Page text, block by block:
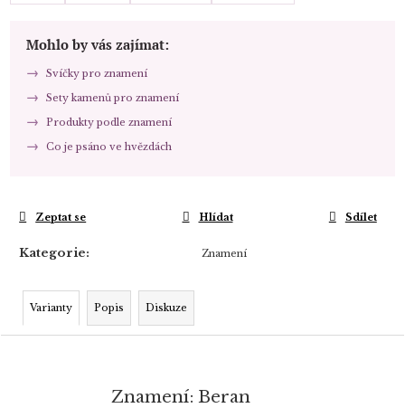
Mohlo by vás zajímat:
Svíčky pro znamení
Sety kamenů pro znamení
Produkty podle znamení
Co je psáno ve hvězdách
Kategorie: Znamení
Zeptat se Hlídat Sdílet
Varianty Popis Diskuze
Znamení: Beran